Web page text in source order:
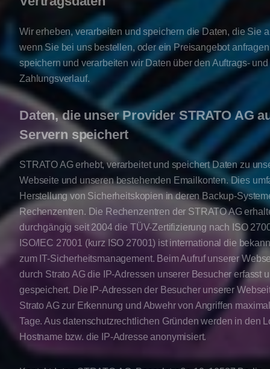
Wir erheben, verarbeiten und speichern die Daten, die Sie
wenn Sie bei uns bestellen, oder ein Preisangebot
speichern und verarbeiten wir Daten über den Auftrags- und
Zahlungsverlauf.
Daten, die unser Provider STRATO AG
Servern speichert
STRATO AG erhebt, verarbeitet und speichert Daten zu
Webseite und unseren bestehenden Emailkonten. Dies
Herstellung von Sicherheitskopien in deren Backup-
Rechenzentren. Die Rechenzentren der STRATO AG
durchgängig seit 2004 die TÜV-Zertifizierung nach ISO
ISO/IEC 27001 (kurz ISO 27001) ist international die
zum IT-Sicherheitsmanagement. Beim Aufruf unserer
durch Strato AG die IP-Adressen unserer Besucher erfasst
gespeichert. Die IP-Adressen der Besucher unserer
Strato AG zur Erkennung und Abwehr von Angriffen
Tage. Aus datenschutzrechtlichen Gründen werden in den
Hostname bzw. die IP-Adresse anonymisiert.